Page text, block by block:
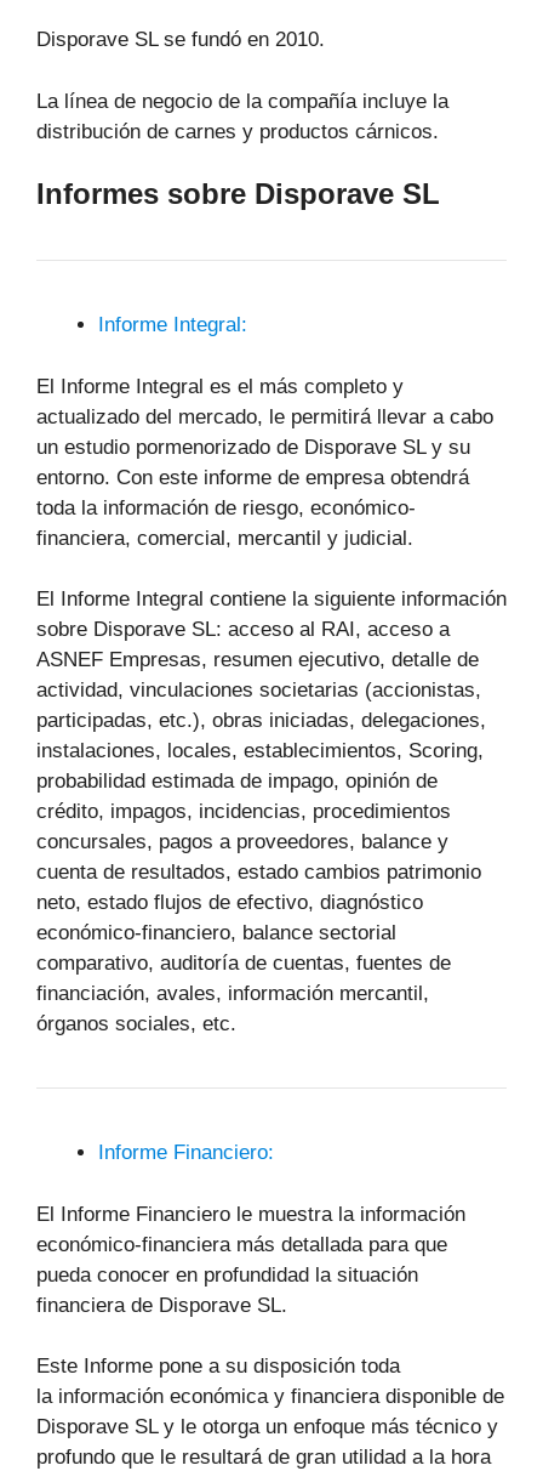
Disporave SL se fundó en 2010.
La línea de negocio de la compañía incluye la
distribución de carnes y productos cárnicos.
Informes sobre Disporave SL
Informe Integral:
El Informe Integral es el más completo y
actualizado del mercado, le permitirá llevar a cabo
un estudio pormenorizado de Disporave SL y su
entorno. Con este informe de empresa obtendrá
toda la información de riesgo, económico-
financiera, comercial, mercantil y judicial.
El Informe Integral contiene la siguiente información
sobre Disporave SL: acceso al RAI, acceso a
ASNEF Empresas, resumen ejecutivo, detalle de
actividad, vinculaciones societarias (accionistas,
participadas, etc.), obras iniciadas, delegaciones,
instalaciones, locales, establecimientos, Scoring,
probabilidad estimada de impago, opinión de
crédito, impagos, incidencias, procedimientos
concursales, pagos a proveedores, balance y
cuenta de resultados, estado cambios patrimonio
neto, estado flujos de efectivo, diagnóstico
económico-financiero, balance sectorial
comparativo, auditoría de cuentas, fuentes de
financiación, avales, información mercantil,
órganos sociales, etc.
Informe Financiero:
El Informe Financiero le muestra la información
económico-financiera más detallada para que
pueda conocer en profundidad la situación
financiera de Disporave SL.
Este Informe pone a su disposición toda
la información económica y financiera disponible de
Disporave SL y le otorga un enfoque más técnico y
profundo que le resultará de gran utilidad a la hora